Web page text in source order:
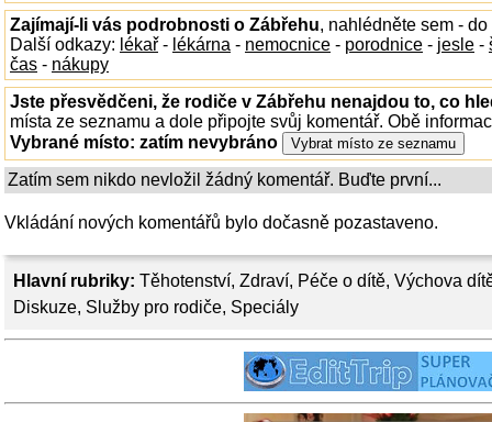
Hlavní rubriky: Těhotenství, Zdraví, Péče o dítě, Výchova
Diskuze, Služby pro rodiče, Speciály
Zajímají-li vás podrobnosti o Zábřehu, nahlédněte sem - do
Další odkazy: lékař - lékárna - nemocnice - porodnice - jesle -
čas - nákupy
Jste přesvědčeni, že rodiče v Zábřehu nenajdou to, co
místa ze seznamu a dole připojte svůj komentář. Obě
Vybrané místo: zatím nevybráno
Zatím sem nikdo nevložil žádný komentář. Buďte první...
Vkládání nových komentářů bylo dočasně pozastaveno.